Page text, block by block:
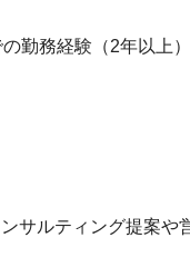
勤務経験（2年以上）
サルティング提案や